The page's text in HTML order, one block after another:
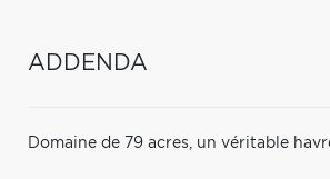
ADDENDA
Domaine de 79 acres, un véritable